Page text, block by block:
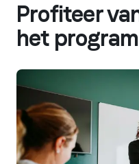
Profiteer
het